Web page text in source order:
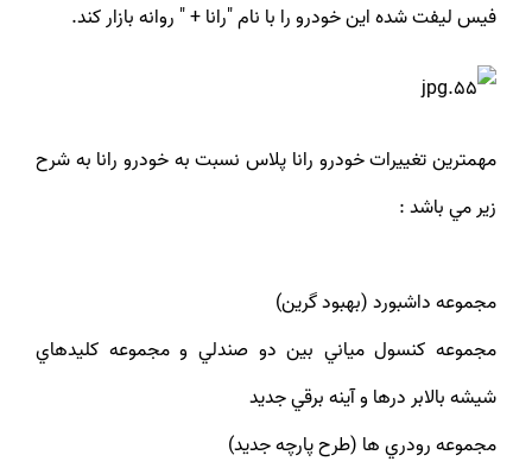
فيس ليفت شده اين خودرو را با نام "رانا + " روانه بازار کند.
مهمترين تغييرات خودرو رانا پلاس نسبت به خودرو رانا به شرح
زير مي باشد :
مجموعه داشبورد (بهبود گرين)
مجموعه کنسول مياني بين دو صندلي و مجموعه ‏كليدهاي‏
شيشه ‏بالابر درها و آينه‏ برقي‏ جديد
مجموعه رودري ها (طرح پارچه جديد)